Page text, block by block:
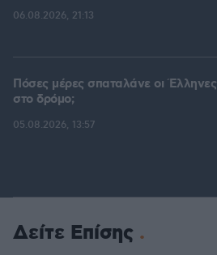
06.08.2026, 21:13
Πόσες μέρες σπαταλάνε οι Έλληνες
στο δρόμο;
05.08.2026, 13:57
Δείτε Επίσης